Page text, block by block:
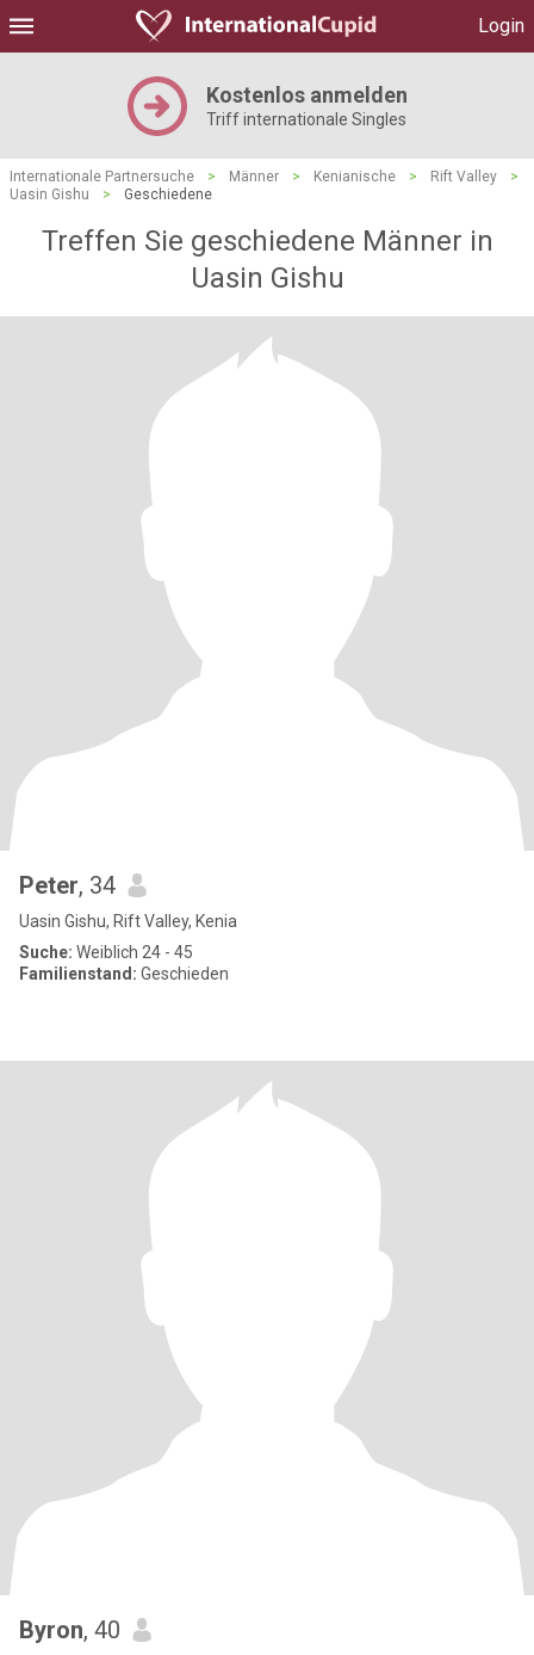
Login
Kostenlos anmelden
Triff internationale Singles
Internationale Partnersuche > Männer > Kenianische > Rift Valley
>
Uasin Gishu
> Geschiedene
Treffen Sie geschiedene Männer in
Uasin Gishu
Peter, 34
Uasin Gishu, Rift Valley, Kenia
Suche: Weiblich 24 - 45
Familienstand: Geschieden
Byron, 40